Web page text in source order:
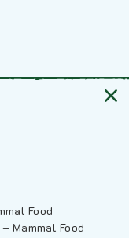
Food
Mammal Food